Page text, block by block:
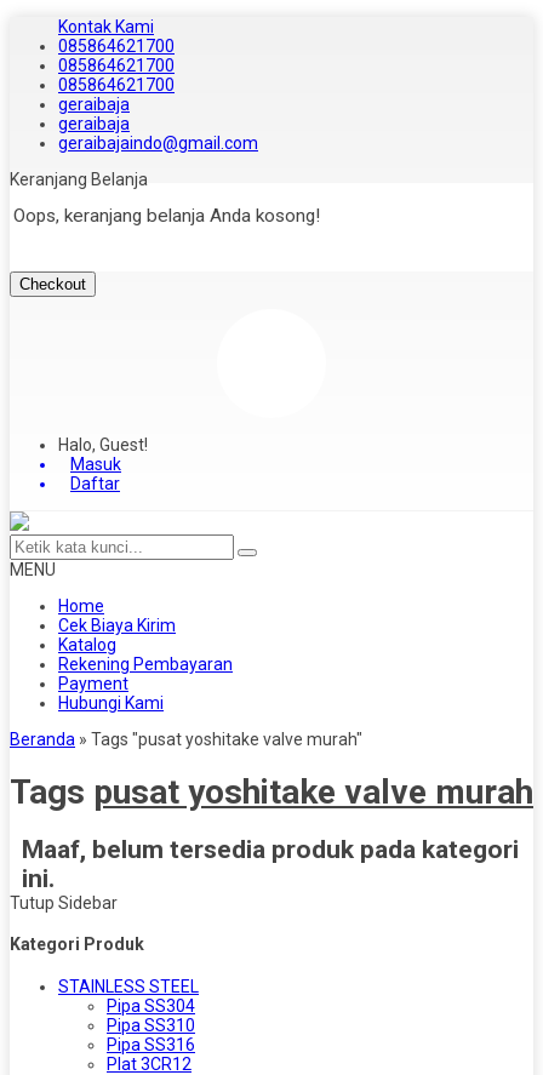
Kontak Kami
085864621700
085864621700
085864621700
geraibaja
geraibaja
geraibajaindo@gmail.com
Keranjang Belanja
Oops, keranjang belanja Anda kosong!
Checkout
Halo, Guest!
Masuk
Daftar
MENU
Home
Cek Biaya Kirim
Katalog
Rekening Pembayaran
Payment
Hubungi Kami
Beranda » Tags "pusat yoshitake valve murah"
Tags pusat yoshitake valve murah
Maaf, belum tersedia produk pada kategori
ini.
Tutup Sidebar
Kategori Produk
STAINLESS STEEL
Pipa SS304
Pipa SS310
Pipa SS316
Plat 3CR12